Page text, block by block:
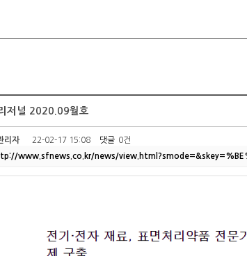
저널 2020.09월호
리자 22-02-17 15:08 댓글 0건
www.sfnews.co.kr/news/